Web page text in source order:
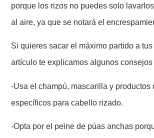
porque los rizos no puedes solo
al aire, ya que se notará el
Si quieres sacar el máximo partido a
artículo te explicamos algunos
-Usa el champú, mascarilla y productos
específicos para cabello rizado.
-Opta por el peine de púas anchas